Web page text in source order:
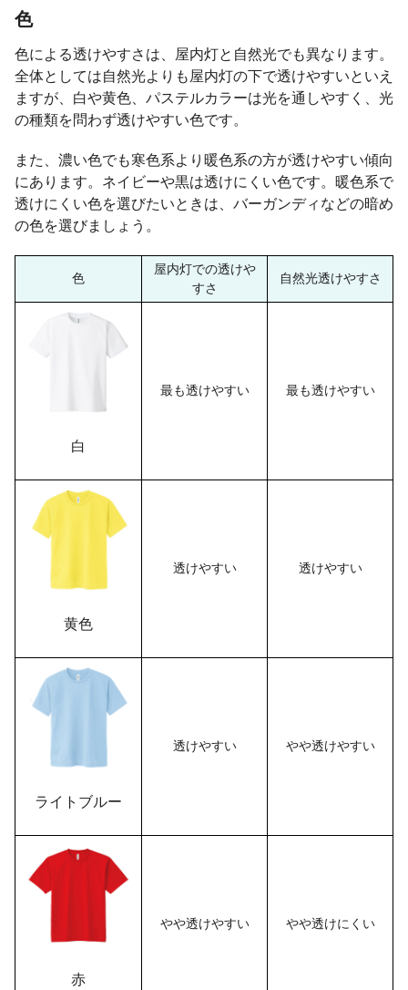
色
色による透けやすさは、屋内灯と自然光でも異なります。
全体としては自然光よりも屋内灯の下で透けやすいといえ
ますが、白や黄色、パステルカラーは光を通しやすく、光
の種類を問わず透けやすい色です。
また、濃い色でも寒色系より暖色系の方が透けやすい傾向
にあります。ネイビーや黒は透けにくい色です。暖色系で
透けにくい色を選びたいときは、バーガンディなどの暗め
の色を選びましょう。
色
屋内灯での透けや
すさ
自然光透けやすさ
白
最も透けやすい 最も透けやすい
黄色
透けやすい 透けやすい
ライトブルー
透けやすい やや透けやすい
赤
やや透けやすい やや透けにくい